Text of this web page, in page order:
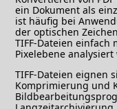
ein Dokument als
ist häufig bei
der optischen
TIFF-Dateien
Pixelebene
TIFF-Dateien eignen
Komprimierung und